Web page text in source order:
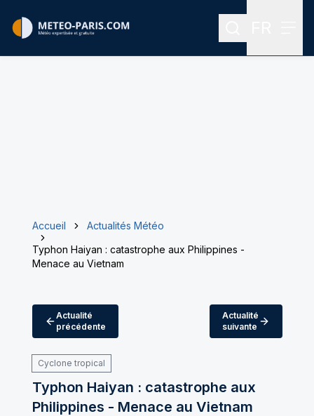
Rechercher
Accueil
Actualités Météo
Typhon Haiyan : catastrophe aux Philippines -
Menace au Vietnam
Actualité
précédente
Actualité
suivante
Cyclone tropical
Typhon Haiyan : catastrophe aux
Philippines - Menace au Vietnam